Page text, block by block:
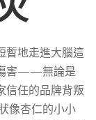
暫地走進大腦這
傷害——無論是
信任的品牌背叛
像杏仁的小小